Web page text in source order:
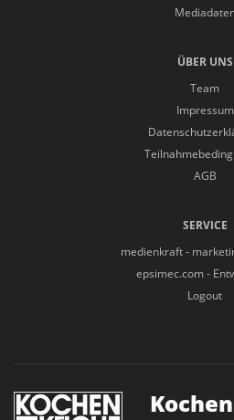
ÜBER UNS
Team
Impressum
AGB
SERVICE
medienkraft -
epsimec.com -
Logout